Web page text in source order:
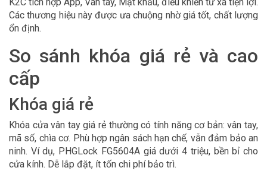
Các thương hiệu này được ưa chuộng nhờ giá tốt, chất lượng
ổn định.
So sánh khóa giá rẻ và cao
cấp
Khóa giá rẻ
Khóa cửa vân tay giá rẻ thường có tính năng cơ bản: vân tay,
mã số, chìa cơ. Phù hợp ngân sách hạn chế, vẫn đảm bảo an
ninh. Ví dụ, PHGLock FG5604A giá dưới 4 triệu, bền bỉ cho
cửa kính. Dễ lắp đặt, ít tốn chi phí bảo trì.